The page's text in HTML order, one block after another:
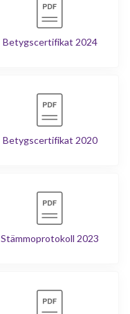
Betygscertifikat 2024
Betygscertifikat 2020
Stämmoprotokoll 2023